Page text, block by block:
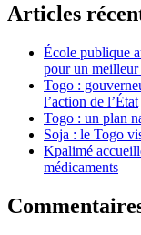
Articles
École publique
pour un
Togo :
l’action de l’État
Togo : un plan
Soja : le Togo
Kpalimé
médicaments